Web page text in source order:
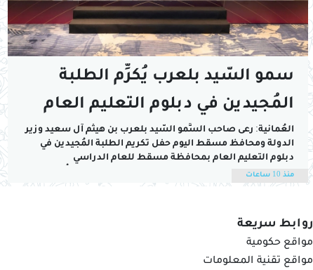
سمو السّيد بلعرب يُكرِّم الطلبة
المُجيدين في دبلوم التعليم العام
بمحافظة مسقط
العُمانية: رعى صاحب السُّمو السّيد بلعرب بن هيثم آل سعيد وزير
الدولة ومحافظ مسقط اليوم حفل تكريم الطلبة المُجيدين في
دبلوم التعليم العام بمحافظة مسقط للعام الدراسي
2025/2026م، والذي نظمته محافظة مسقط.وقال سموُّه في
كلمته: "نحتفي بكوكبة متفوقة من خريجي دبلوم التعليم العام
منذ 10 ساعات
روابط سريعة
مواقع حكومية
مواقع تقنية المعلومات